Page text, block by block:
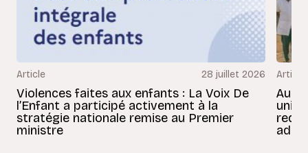
Article 28 juillet 2026
Violences faites aux enfants : La Voix De
l’Enfant a participé activement à la
stratégie nationale remise au Premier
ministre
Article
Au